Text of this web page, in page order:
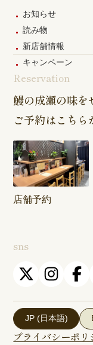
お知らせ
読み物
新店舗情報
キャンペーン
Reservation
鰻の成瀬の味を
ご予約はこちら
店舗予約
sns
JP (日本語)
プライバシーポリ